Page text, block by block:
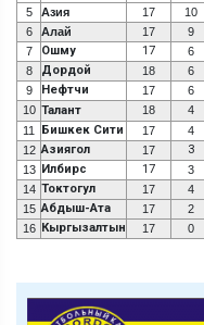
5 Азия 17 10
6
Алай 17 9
7
Ошму 17 6
8 Дордой 18 6
9 Нефтчи 17 6
10 Талант 18 4
11
Бишкек Сити 17 4
12 Азиягол 17 3
13 Илбирс 17 3
14 Токтогул 17 4
15 Абдыш-Ата 17 2
16 Кыргызалтын 17 0